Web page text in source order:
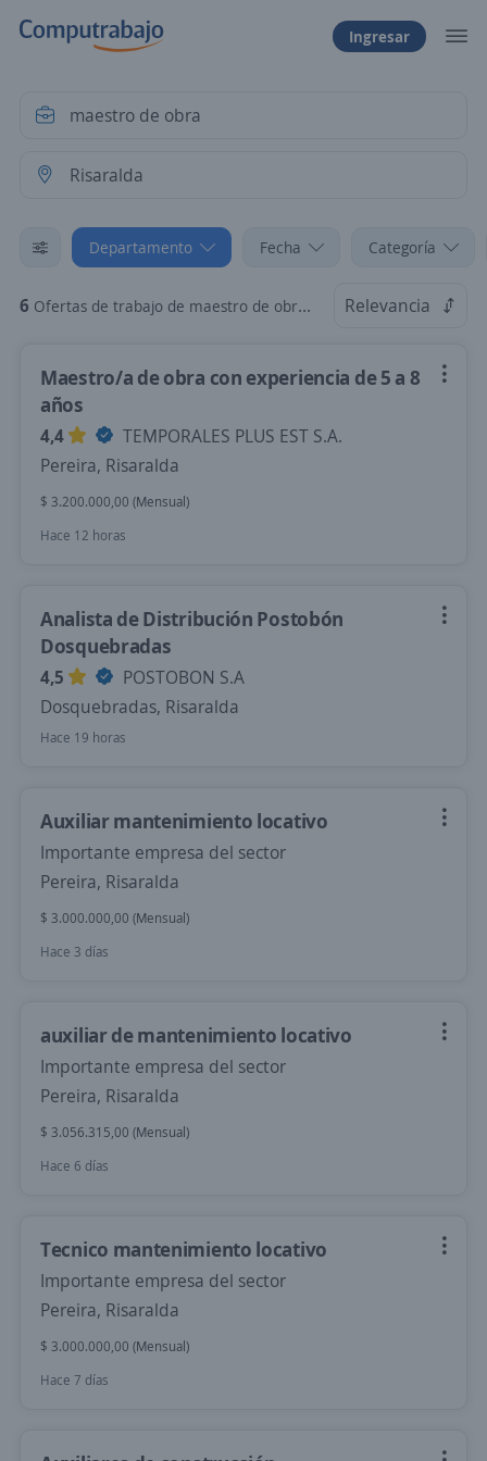
Ingresar
Departamento Fecha Categoría
6 Ofertas de trabajo de maestro de obra en Risaralda Relevancia
Maestro/a de obra con experiencia de 5 a 8
años
4,4
TEMPORALES PLUS EST S.A.
Pereira, Risaralda
$ 3.200.000,00 (Mensual)
Hace 12 horas
Analista de Distribución Postobón
Dosquebradas
4,5
POSTOBON S.A
Dosquebradas, Risaralda
Hace 19 horas
Auxiliar mantenimiento locativo
Importante empresa del sector
Pereira, Risaralda
$ 3.000.000,00 (Mensual)
Hace 3 días
auxiliar de mantenimiento locativo
Importante empresa del sector
Pereira, Risaralda
$ 3.056.315,00 (Mensual)
Hace 6 días
Tecnico mantenimiento locativo
Importante empresa del sector
Pereira, Risaralda
$ 3.000.000,00 (Mensual)
Hace 7 días